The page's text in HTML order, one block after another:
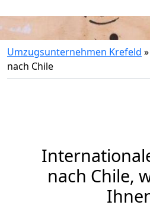
Umzugsunternehmen Krefeld »
nach Chile
nach Chile,